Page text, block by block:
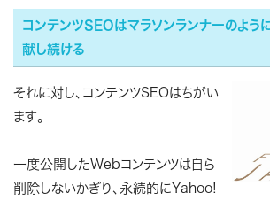
コンテンツSEOはマラソンランナーのよう
献し続ける
それに対し、コンテンツSEOはちがい
ます。
一度公開したWebコンテンツは自ら
削除しないかぎり、永続的にYahoo!